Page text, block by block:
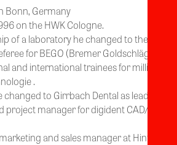
Bonn, Germany
on the HWK Cologne.
of a laboratory he changed to the
for BEGO (Bremer Goldschlägerei)
and international trainees for milling-
.
to Girrbach Dental as leader of
project manager for digident CAD/CAM
and sales manager at Hint-ELs